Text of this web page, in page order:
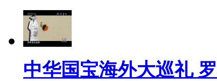
中华国宝海外大巡礼